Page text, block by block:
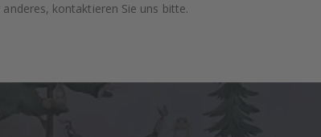
kontaktieren Sie uns bitte.